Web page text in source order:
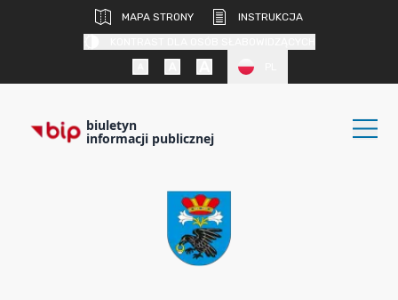
MAPA STRONY
INSTRUKCJA
biuletyn
informacji publicznej